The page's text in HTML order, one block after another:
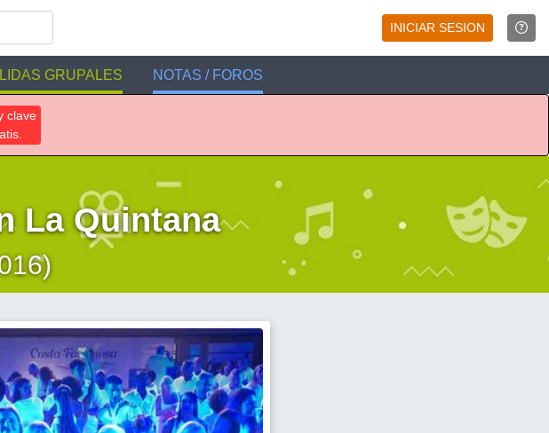
INICIAR SESION
GRUPALES NOTAS / FOROS
clave
La Quintana